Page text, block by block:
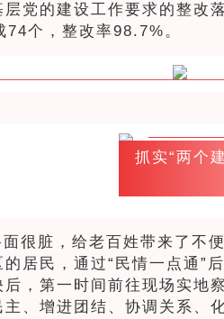
党的建设工作要求的整改
个，整改率98.7%。
抓实“两个
很脏，给老百姓带来了不
居民，通过“民情一点通”
后，第一时间前往现场实地
、增进团结、协调关系、